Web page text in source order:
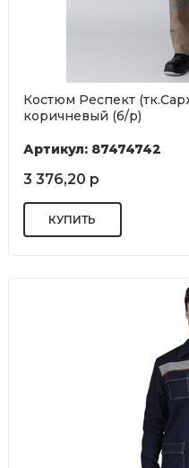
Костюм Респект
коричневый (б/р)
Артикул: 87474742
3 376,20 р